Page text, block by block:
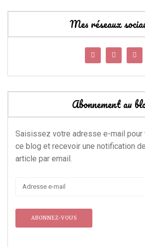
Mes réseaux
Abonnement au
Saisissez votre adresse e-mail pour
ce blog et recevoir une notification
article par email.
Adresse
mail